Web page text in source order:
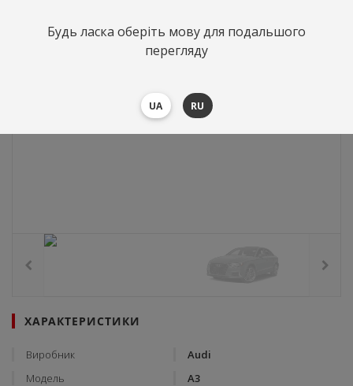
ХАРАКТЕРИСТИКИ
Виробник
Audi
Модель
A3
Будь ласка оберіть мову для подальшого
перегляду
UA RU